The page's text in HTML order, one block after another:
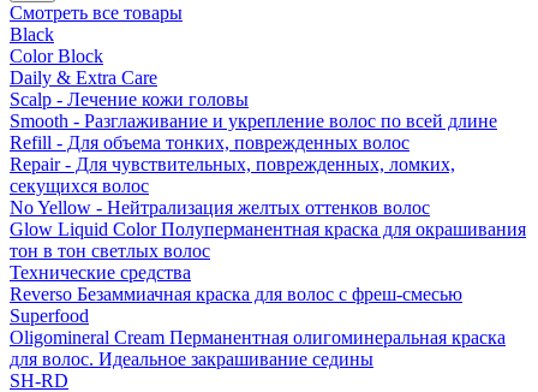
Смотреть все товары
Black
Color Block
Daily & Extra Care
Scalp - Лечение кожи головы
Smooth - Разглаживание и укрепление волос по всей длине
Refill - Для объема тонких, поврежденных волос
Repair - Для чувствительных, поврежденных, ломких,
секущихся волос
No Yellow - Нейтрализация желтых оттенков волос
Glow Liquid Color Полуперманентная краска для окрашивания
тон в тон светлых волос
Технические средства
Reverso Безаммиачная краска для волос с фреш-смесью
Superfood
Oligomineral Cream Перманентная олигоминеральная краска
для волос. Идеальное закрашивание седины
SH-RD